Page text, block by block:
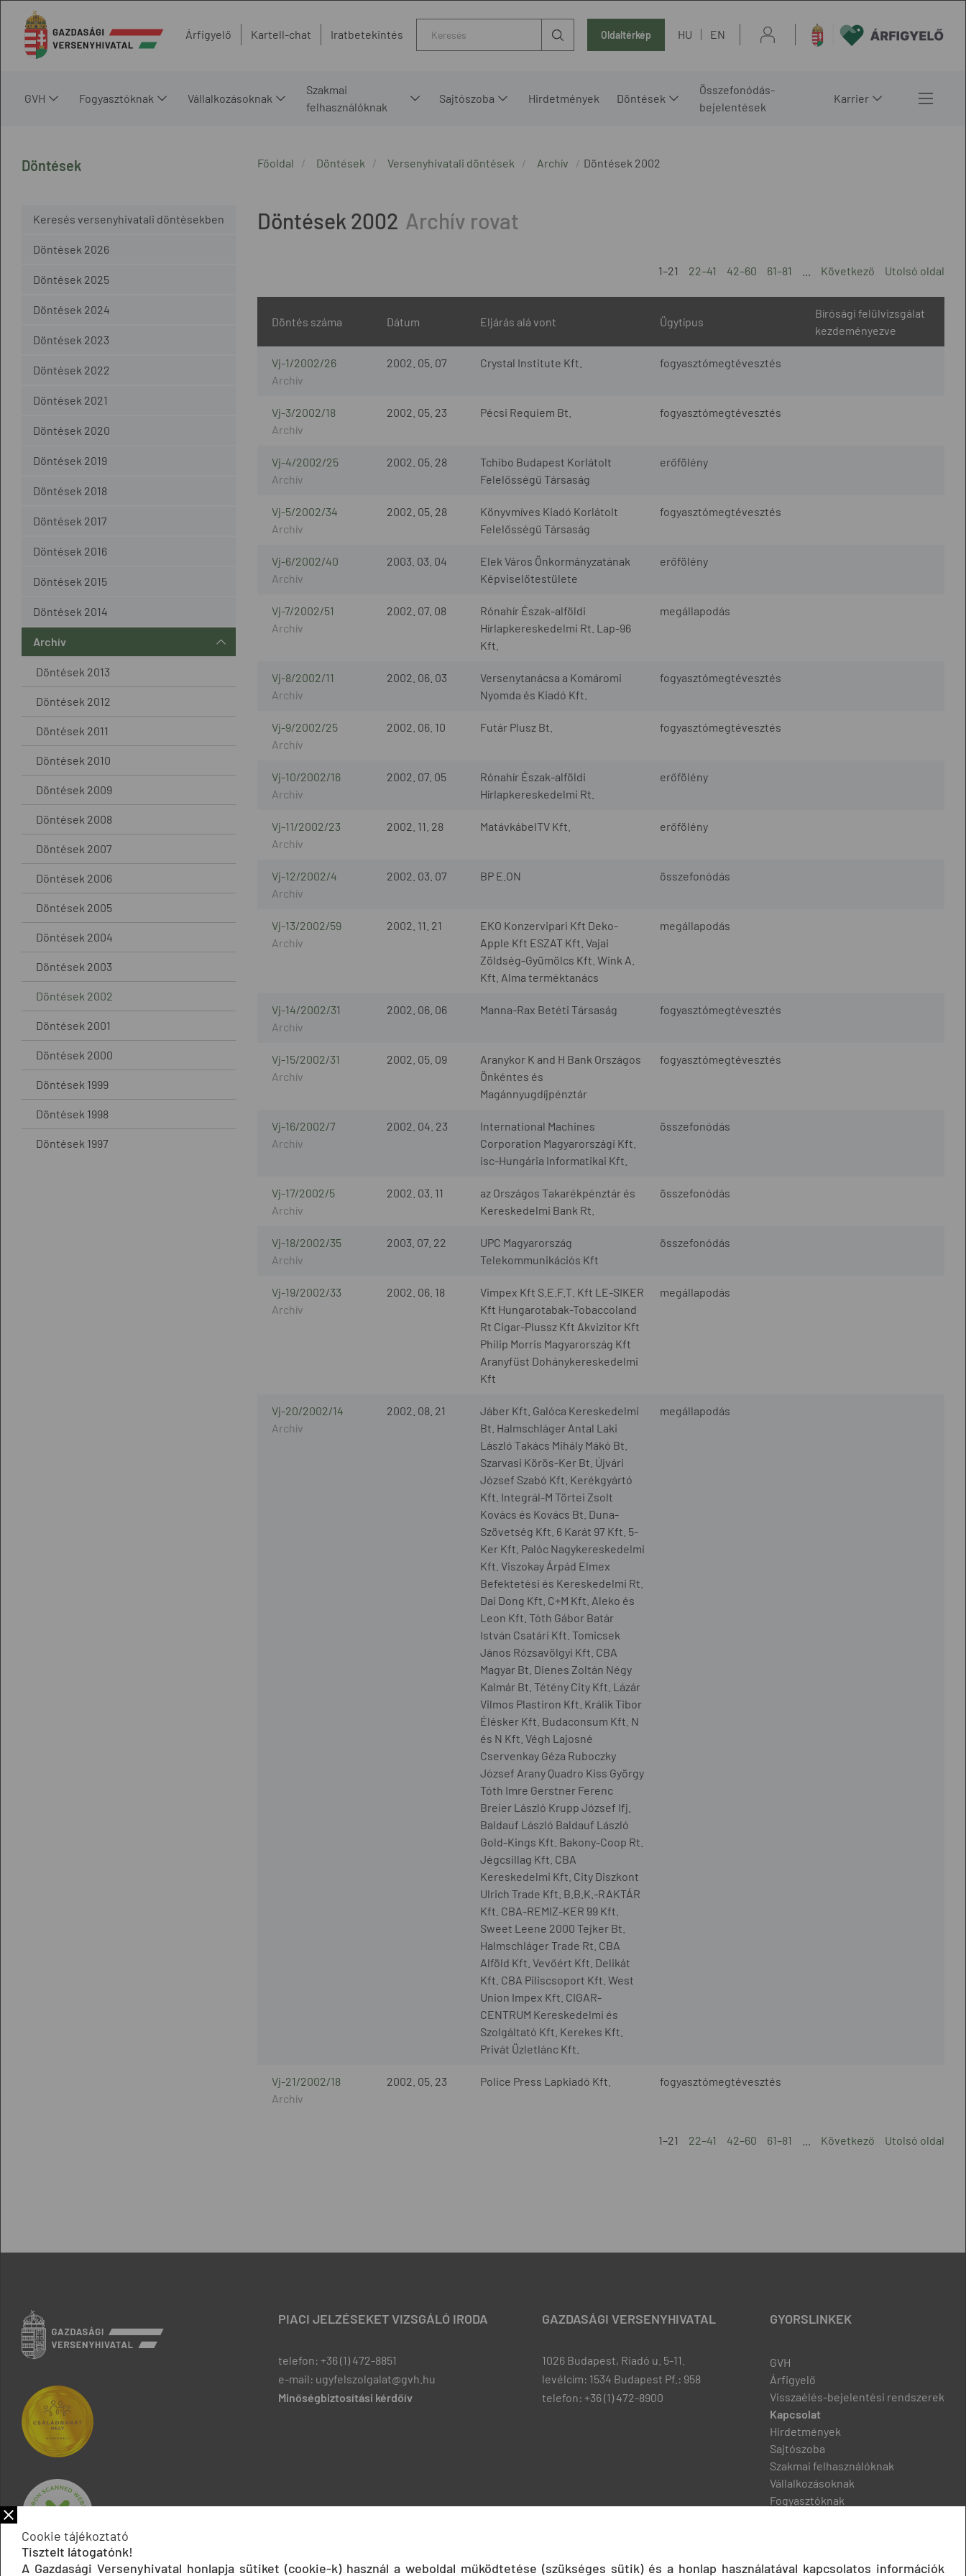
Árfigyelő Kartell-chat Iratbetekintés Oldaltérkép HU EN
GVH Fogyasztóknak Vállalkozásoknak
Szakmai
felhasználóknak
Sajtószoba Hirdetmények Döntések
Összefonódás-
bejelentések
Karrier
Döntések
Keresés versenyhivatali döntésekben
Döntések 2026
Döntések 2025
Döntések 2024
Döntések 2023
Döntések 2022
Döntések 2021
Döntések 2020
Döntések 2019
Döntések 2018
Döntések 2017
Döntések 2016
Döntések 2015
Döntések 2014
Archív
Döntések 2013
Döntések 2012
Döntések 2011
Döntések 2010
Döntések 2009
Döntések 2008
Döntések 2007
Döntések 2006
Döntések 2005
Döntések 2004
Döntések 2003
Döntések 2002
Döntések 2001
Döntések 2000
Döntések 1999
Döntések 1998
Döntések 1997
Főoldal Döntések Versenyhivatali döntések Archív Döntések 2002
Döntések 2002
1–21 22–41 42–60 61–81 Következő Utolsó oldal
Dátum
Döntés száma Eljárás alá vont Ügytípus
Bírósági felülvizsgálat
kezdeményezve
2002. 05. 07
Vj-1/2002/26 Crystal Institute Kft. fogyasztómegtévesztés
2002. 05. 23
Vj-3/2002/18 Pécsi Requiem Bt. fogyasztómegtévesztés
2002. 05. 28
Vj-4/2002/25
Tchibo Budapest Korlátolt
Felelősségű Társaság
erőfölény
2002. 05. 28
Vj-5/2002/34
Könyvmíves Kiadó Korlátolt
Felelősségű Társaság
fogyasztómegtévesztés
2003. 03. 04
Vj-6/2002/40
Elek Város Önkormányzatának
Képviselőtestülete
erőfölény
2002. 07. 08
Vj-7/2002/51
Rónahír Észak-alföldi
Hírlapkereskedelmi Rt. Lap-96
Kft.
megállapodás
2002. 06. 03
Vj-8/2002/11
Versenytanácsa a Komáromi
Nyomda és Kiadó Kft.
fogyasztómegtévesztés
2002. 06. 10
Vj-9/2002/25 Futár Plusz Bt. fogyasztómegtévesztés
2002. 07. 05
Vj-10/2002/16
Rónahír Észak-alföldi
Hírlapkereskedelmi Rt.
erőfölény
2002. 11. 28
Vj-11/2002/23 MatávkábelTV Kft. erőfölény
2002. 03. 07
Vj-12/2002/4 BP E.ON összefonódás
2002. 11. 21
Vj-13/2002/59
EKO Konzervipari Kft Deko-
Apple Kft ESZAT Kft. Vajai
Zöldség-Gyümölcs Kft. Wink A.
Kft. Alma terméktanács
megállapodás
2002. 06. 06
Vj-14/2002/31 Manna-Rax Betéti Társaság fogyasztómegtévesztés
2002. 05. 09
Vj-15/2002/31
Aranykor K and H Bank Országos
Önkéntes és
Magánnyugdíjpénztár
fogyasztómegtévesztés
2002. 04. 23
Vj-16/2002/7
International Machines
Corporation Magyarországi Kft.
isc-Hungária Informatikai Kft.
összefonódás
2002. 03. 11
Vj-17/2002/5
az Országos Takarékpénztár és
Kereskedelmi Bank Rt.
összefonódás
2003. 07. 22
Vj-18/2002/35
UPC Magyarország
Telekommunikációs Kft
összefonódás
2002. 06. 18
Vj-19/2002/33
Vimpex Kft S.E.F.T. Kft LE-SIKER
Kft Hungarotabak-Tobaccoland
Rt Cigar-Plussz Kft Akvizitor Kft
Philip Morris Magyarország Kft
Aranyfüst Dohánykereskedelmi
Kft
megállapodás
2002. 08. 21
Vj-20/2002/14
Jáber Kft. Galóca Kereskedelmi
Bt. Halmschláger Antal Laki
László Takács Mihály Mákó Bt.
Szarvasi Körös-Ker Bt. Újvári
József Szabó Kft. Kerékgyártó
Kft. Integrál-M Törtei Zsolt
Kovács és Kovács Bt. Duna-
Szövetség Kft. 6 Karát 97 Kft. 5-
Ker Kft. Palóc Nagykereskedelmi
Kft. Viszokay Árpád Elmex
Befektetési és Kereskedelmi Rt.
Dai Dong Kft. C+M Kft. Aleko és
Leon Kft. Tóth Gábor Batár
István Csatári Kft. Tomicsek
János Rózsavölgyi Kft. CBA
Magyar Bt. Dienes Zoltán Négy
Kalmár Bt. Tétény City Kft. Lázár
Vilmos Plastiron Kft. Králik Tibor
Élésker Kft. Budaconsum Kft. N
és N Kft. Végh Lajosné
Cservenkay Géza Ruboczky
József Arany Quadro Kiss György
Tóth Imre Gerstner Ferenc
Breier László Krupp József Ifj.
Baldauf László Baldauf László
Gold-Kings Kft. Bakony-Coop Rt.
Jégcsillag Kft. CBA
Kereskedelmi Kft. City Diszkont
Ulrich Trade Kft. B.B.K.-RAKTÁR
Kft. CBA-REMIZ-KER `99 Kft.
Sweet Leene 2000 Tejker Bt.
Halmschláger Trade Rt. CBA
Alföld Kft. Vevőért Kft. Delikát
Kft. CBA Piliscsoport Kft. West
Union Impex Kft. CIGAR-
CENTRUM Kereskedelmi és
Szolgáltató Kft. Kerekes Kft.
Privát Üzletlánc Kft.
megállapodás
2002. 05. 23
Vj-21/2002/18 Police Press Lapkiadó Kft. fogyasztómegtévesztés
1–21 22–41 42–60 61–81 Következő Utolsó oldal
PIACI JELZÉSEKET VIZSGÁLÓ IRODA
telefon: +36 (1) 472-8851
e-mail: ugyfelszolgalat@gvh.hu
Minőségbiztosítási kérdőív
GAZDASÁGI VERSENYHIVATAL
1026 Budapest, Riadó u. 5-11.
levélcím: 1534 Budapest Pf.: 958
telefon: +36 (1) 472-8900
GYORSLINKEK
GVH
Árfigyelő
Visszaélés-bejelentési rendszerek
Kapcsolat
Hirdetmények
Sajtószoba
Szakmai felhasználóknak
Vállalkozásoknak
Fogyasztóknak
Cookie tájékoztató
Tisztelt látogatónk!
A Gazdasági Versenyhivatal honlapja sütiket (cookie-k) használ a weboldal működtetése (szükséges sütik) és a honlap használatával kapcsolatos információk